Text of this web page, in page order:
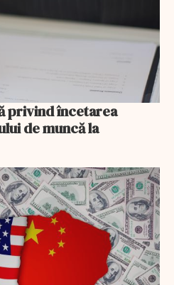
privind încetarea
de muncă la